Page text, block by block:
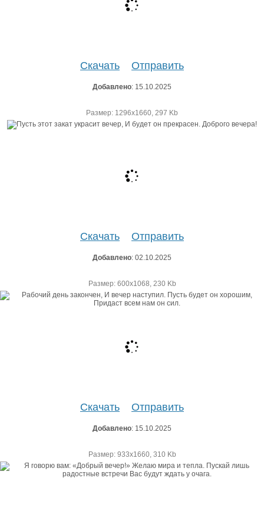
Скачать Отправить
Добавлено: 15.10.2025
Размер: 1296х1660, 297 Kb
Скачать Отправить
Добавлено: 02.10.2025
Размер: 600х1068, 230 Kb
Скачать Отправить
Добавлено: 15.10.2025
Размер: 933х1660, 310 Kb